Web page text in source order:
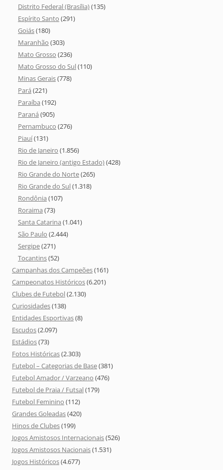
Distrito Federal (Brasília)(135)
Espírito Santo (291)
Goiás(180)
Maranhão (303)
Mato Grosso (236)
Mato Grosso do Sul(110)
Minas Gerais(778)
Pará (221)
Paraíba (192)
Paraná (905)
Pernambuco (276)
Piauí(131)
Rio de Janeiro (1.856)
Rio de Janeiro (antigo Estado)(428)
Rio Grande do Norte(265)
Rio Grande do Sul(1.318)
Rondônia (107)
Roraima (73)
Santa Catarina (1.041)
São Paulo (2.444)
Sergipe(271)
Tocantins(52)
Campanhas dos Campeões(161)
Campeonatos Históricos(6.201)
Clubes de Futebol(2.130)
Curiosidades(138)
Entidades Esportivas(8)
Escudos(2.097)
Estádios(73)
Fotos Históricas(2.303)
Futebol – Categorias de Base(381)
Futebol Amador / Varzeano (476)
Futebol de Praia / Futsal(179)
Futebol Feminino (112)
Grandes Goleadas(420)
Hinos de Clubes(199)
Jogos Amistosos Internacionais(526)
Jogos Amistosos Nacionais(1.531)
Jogos Históricos(4.677)